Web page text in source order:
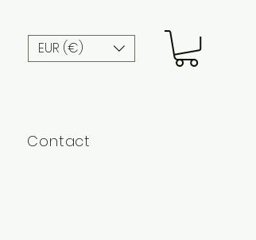
EUR (€)
Contact